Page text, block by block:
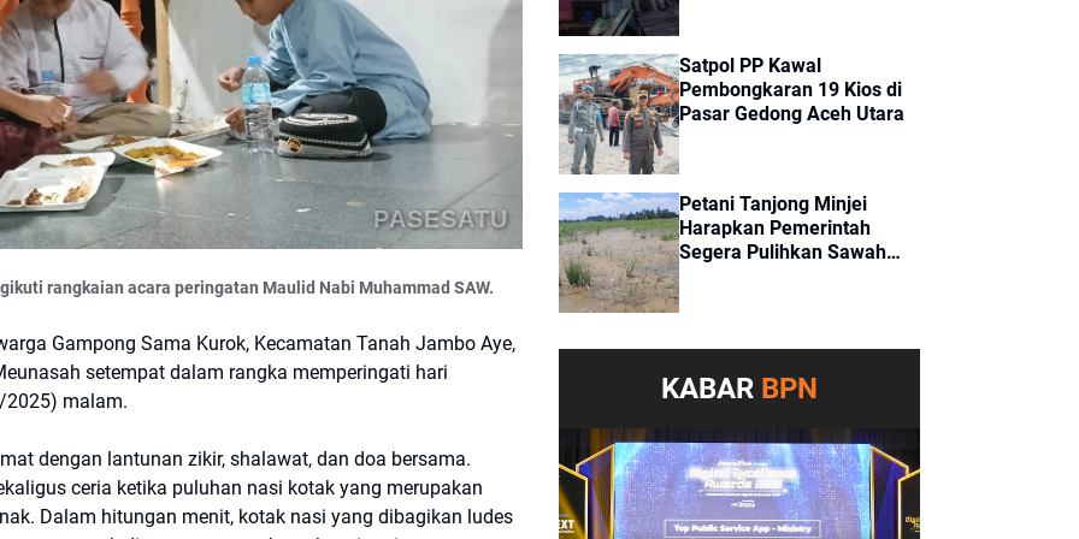
PASESATU
rangkaian acara peringatan Maulid Nabi Muhammad SAW.
Gampong Sama Kurok, Kecamatan Tanah Jambo Aye,
setempat dalam rangka memperingati hari
2025) malam.
dengan lantunan zikir, shalawat, dan doa bersama.
ceria ketika puluhan nasi kotak yang merupakan
Dalam hitungan menit, kotak nasi yang dibagikan ludes
Satpol PP Kawal
Pembongkaran 19 Kios di
Pasar Gedong Aceh Utara
Petani Tanjong Minjei
Harapkan Pemerintah
Segera Pulihkan Sawah
KABAR BPN